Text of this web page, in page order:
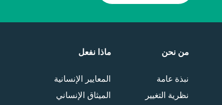
من نحن
نبذة عامة
نظرية التغيير
ماذا نفعل
المعايير الإنسانية
الميثاق الإنساني